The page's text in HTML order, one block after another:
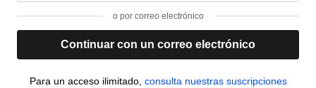
o por correo electrónico
Continuar con un correo electrónico
Para un acceso ilimitado, consulta nuestras suscripciones